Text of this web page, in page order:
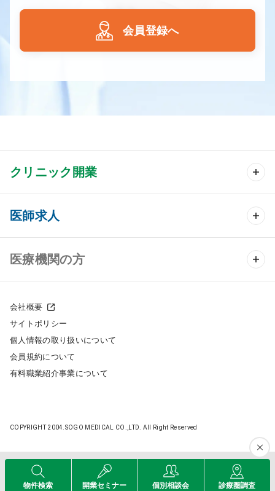
物件検索 開業セミナー 個別相談会 診療圏調査
会員登録へ
クリニック開業
クリニック開業 TOP
クリニック物件検索
クリニックの開業スタイル
クリニック開業までの流れ
開業支援事例
医院開業セミナー
医師求人
医師求人 TOP
常勤求人検索
非常勤求人検索
スポット求人検索
転職ノウハウ
医療機関の方
採用をお考えの医療機関の方
会社概要
サイトポリシー
個人情報の取り扱いについて
会員規約について
有料職業紹介事業について
COPYRIGHT 2004.SOGO MEDICAL CO.,LTD. All Right Reserved